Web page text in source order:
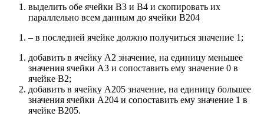
выделить обе ячейки B3 и B4 и скопировать их
параллельно всем данным до ячейки B204
– в последней ячейке должно получиться значение 1;
добавить в ячейку A2 значение, на единицу меньшее
значения ячейки A3 и сопоставить ему значение 0 в
ячейке B2;
добавить в ячейку A205 значение, на единицу большее
значения ячейки A204 и сопоставить ему значение 1 в
ячейке B205.